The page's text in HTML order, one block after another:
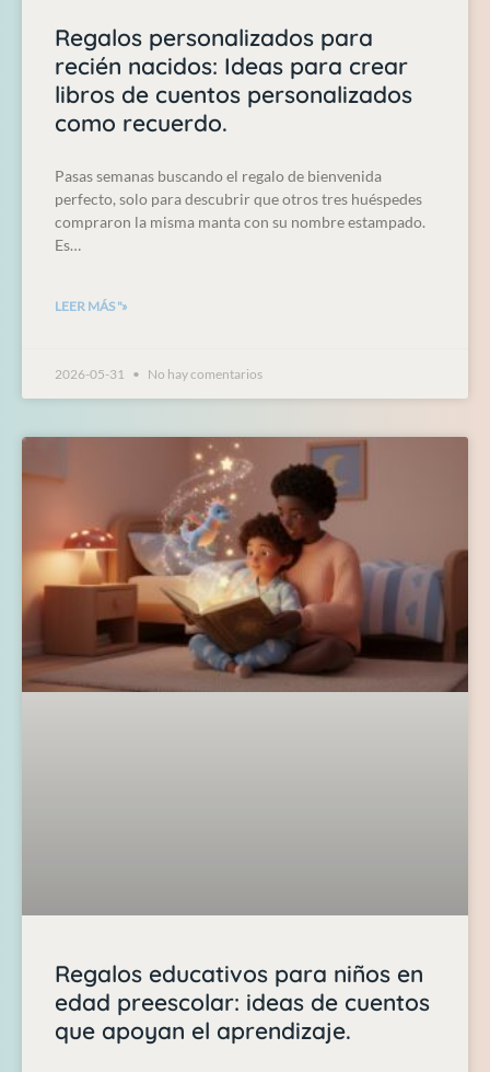
Regalos personalizados para
recién nacidos: Ideas para crear
libros de cuentos personalizados
como recuerdo.
Pasas semanas buscando el regalo de bienvenida
perfecto, solo para descubrir que otros tres huéspedes
compraron la misma manta con su nombre estampado.
Es…
LEER MÁS "»
2026-05-31 No hay comentarios
Regalos educativos para niños en
edad preescolar: ideas de cuentos
que apoyan el aprendizaje.